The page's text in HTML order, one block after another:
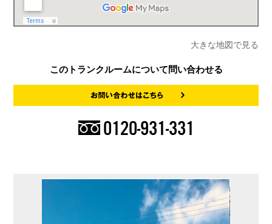
大きな地図で見る
このトランクルームについて問い合わせる
0120-931-331